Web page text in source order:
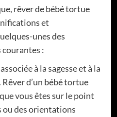
rêver de bébé tortue
et
unes des
:
à la sagesse et à la
d’un bébé tortue
vous êtes sur le point
ou des orientations